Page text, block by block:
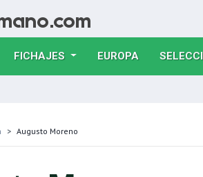
FICHAJES EUROPA(CURRENT)
Augusto Moreno